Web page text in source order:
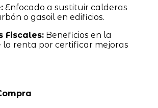
Enfocado a sustituir calderas
o gasoil en edificios.
Fiscales:Beneficios en la
la renta por certificar mejoras